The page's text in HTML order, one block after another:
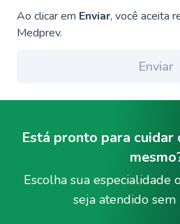
Ao clicar em Enviar, você aceita
Medprev.
Enviar
Está pronto para cuidar
Escolha sua especialidade
seja atendido sem